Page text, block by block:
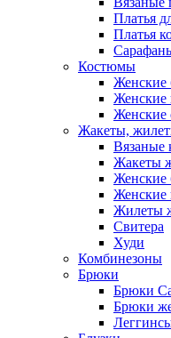
Платья
Платья
Костюмы
Женские
Женские
Жакеты,
Вязаные
Жакеты
Женские
Женские
Жилеты
Свитера
Худи
Комбинезоны
Брюки
Брюки
Брюки